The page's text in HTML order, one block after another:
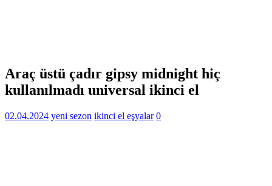
Araç üstü çadır gipsy midnight hiç
kullanılmadı universal ikinci el
02.04.2024 yeni sezon ikinci el eşyalar 0